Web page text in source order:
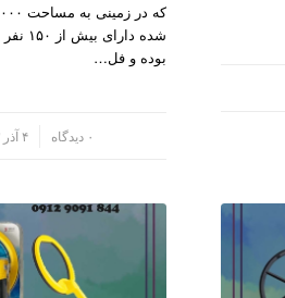
شده
بوده و فل…
۰ دیدگاه ۴ آذر ۱۴۰۳